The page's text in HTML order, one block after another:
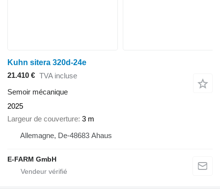
Kuhn sitera 320d-24e
21.410 € TVA incluse
Semoir mécanique
2025
Largeur de couverture 3 m
Allemagne, De-48683 Ahaus
E-FARM GmbH